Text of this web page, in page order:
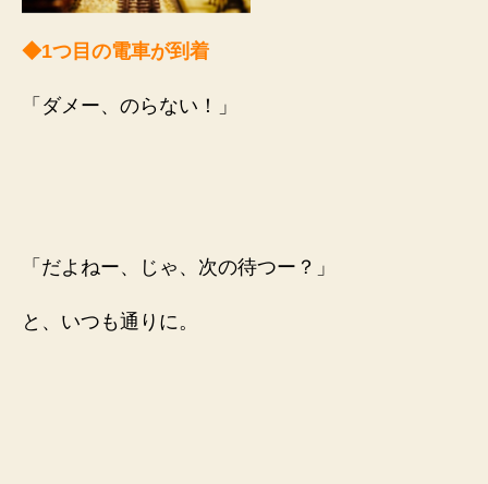
◆1つ目の電車が到着
「ダメー、のらない！」
「だよねー、じゃ、次の待つー？」
と、いつも通りに。